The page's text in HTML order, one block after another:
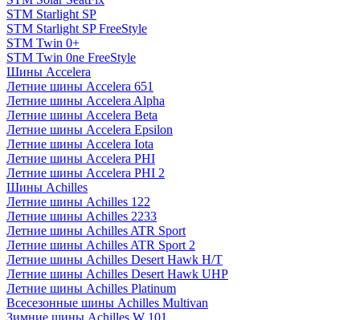
STM Starlight SP
STM Starlight SP FreeStyle
STM Twin 0+
STM Twin 0ne FreeStyle
Шины Accelera
Летние шины Accelera 651
Летние шины Accelera Alpha
Летние шины Accelera Beta
Летние шины Accelera Epsilon
Летние шины Accelera Iota
Летние шины Accelera PHI
Летние шины Accelera PHI 2
Шины Achilles
Летние шины Achilles 122
Летние шины Achilles 2233
Летние шины Achilles ATR Sport
Летние шины Achilles ATR Sport 2
Летние шины Achilles Desert Hawk H/T
Летние шины Achilles Desert Hawk UHP
Летние шины Achilles Platinum
Всесезонные шины Achilles Multivan
Зимние шины Achilles W 101